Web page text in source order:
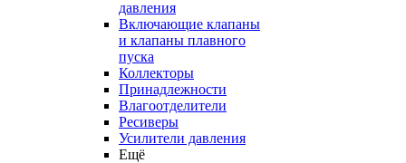
давления
Включающие клапаны
и клапаны плавного
пуска
Коллекторы
Принадлежности
Влагоотделители
Ресиверы
Усилители давления
Ещё